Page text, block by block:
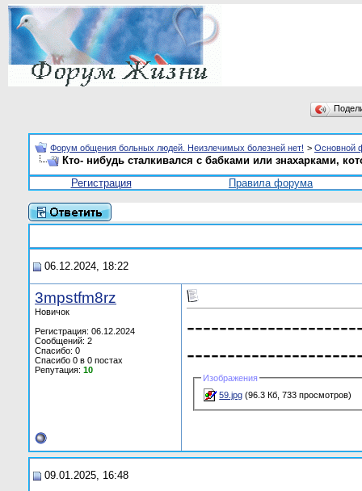
Форум общения больных людей. Неизлечимых болезней нет! > Основной
Кто- нибудь сталкивался с бабками или знахарками,
Регистрация
Правила форума
06.12.2024, 18:22
3mpstfm8rz
Новичок
Регистрация: 06.12.2024
Сообщений: 2
Спасибо: 0
Спасибо 0 в 0 постах
Репутация: 10
Изображения
59.jpg (96.3 Кб, 733 просмотров)
09.01.2025, 16:48